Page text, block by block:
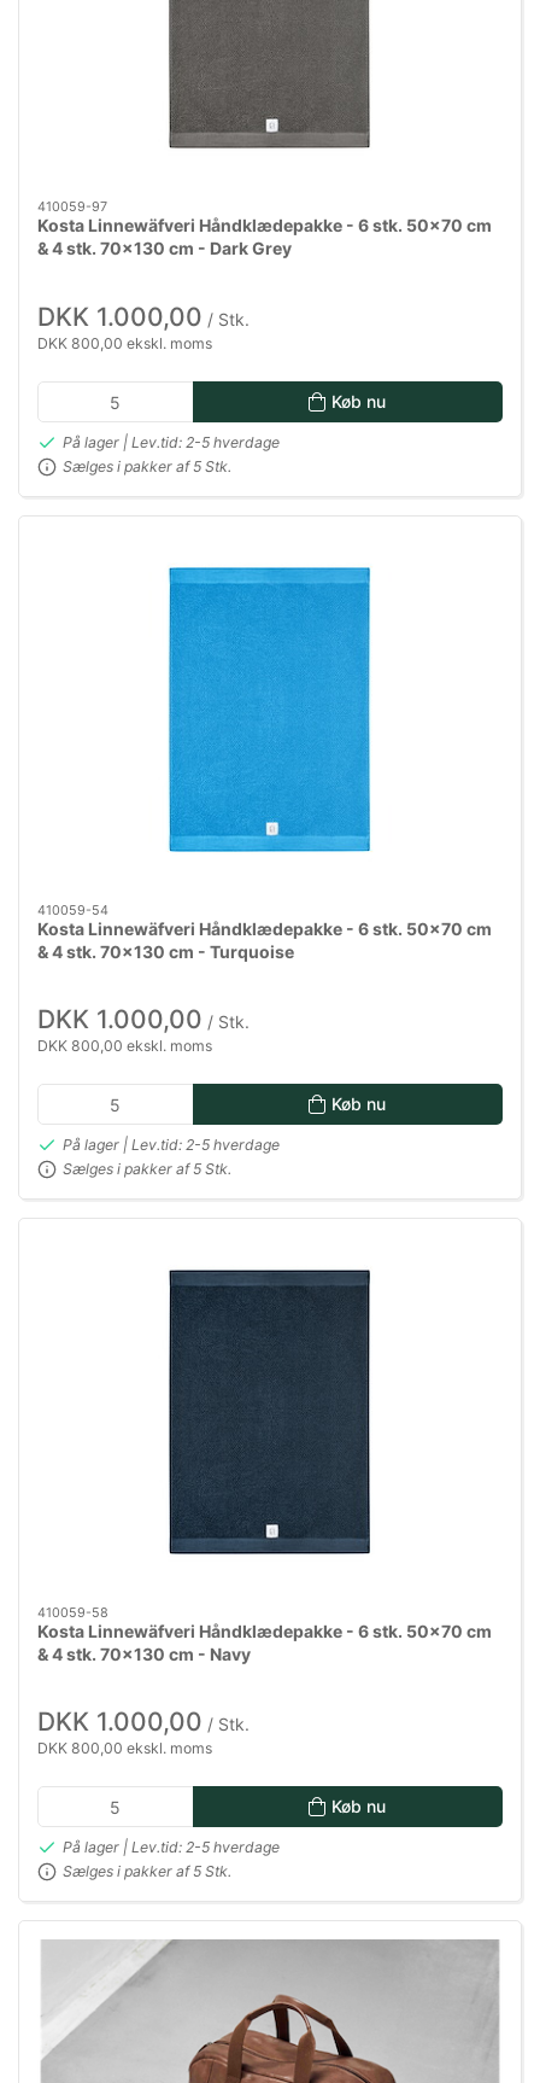
410059-97
Kosta Linnewäfveri Håndklædepakke - 6 stk. 50x70 cm
& 4 stk. 70x130 cm - Dark Grey
DKK 1.000,00 / Stk.
DKK 800,00 ekskl. moms
Køb nu
På lager | Lev.tid: 2-5 hverdage
Sælges i pakker af 5 Stk.
410059-54
Kosta Linnewäfveri Håndklædepakke - 6 stk. 50x70 cm
& 4 stk. 70x130 cm - Turquoise
DKK 1.000,00 / Stk.
DKK 800,00 ekskl. moms
Køb nu
På lager | Lev.tid: 2-5 hverdage
Sælges i pakker af 5 Stk.
410059-58
Kosta Linnewäfveri Håndklædepakke - 6 stk. 50x70 cm
& 4 stk. 70x130 cm - Navy
DKK 1.000,00 / Stk.
DKK 800,00 ekskl. moms
Køb nu
På lager | Lev.tid: 2-5 hverdage
Sælges i pakker af 5 Stk.